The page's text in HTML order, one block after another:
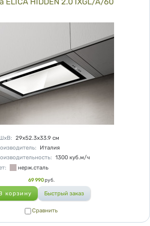
: 29х52.3х33.9 см
:
Италия
: 1300 куб.м/ч
: нерж.сталь
69 990 руб.
Сравнить